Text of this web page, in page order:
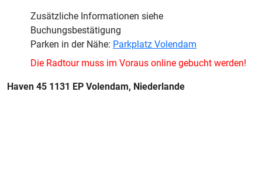
Zusätzliche Informationen siehe
Buchungsbestätigung
Parken in der Nähe: Parkplatz Volendam
Die Radtour muss im Voraus online gebucht werden!
Haven 45 1131 EP Volendam, Niederlande